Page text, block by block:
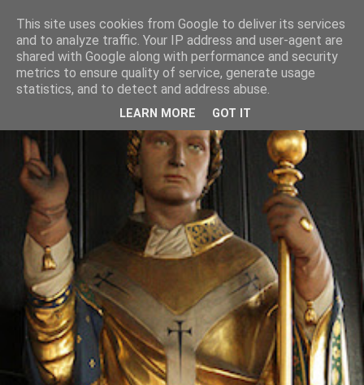
This site uses cookies from Google to deliver its services
and to analyze traffic. Your IP address and user-agent are
shared with Google along with performance and security
metrics to ensure quality of service, generate usage
statistics, and to detect and address abuse.
LEARN MORE GOT IT